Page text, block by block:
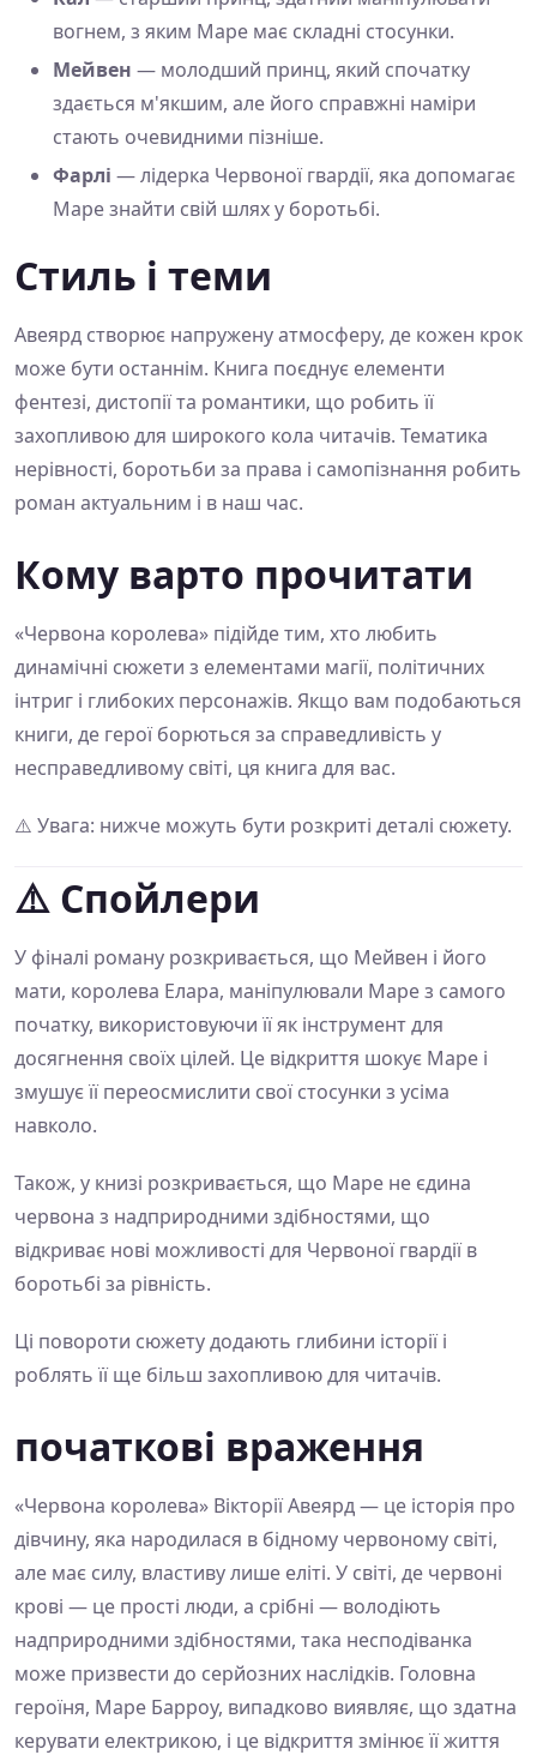
вогнем, з яким Маре має складні стосунки.
Мейвен — молодший принц, який спочатку
здається м'якшим, але його справжні наміри
стають очевидними пізніше.
Фарлі — лідерка Червоної гвардії, яка допомагає
Маре знайти свій шлях у боротьбі.
Стиль і теми
Авеярд створює напружену атмосферу, де кожен крок
може бути останнім. Книга поєднує елементи
фентезі, дистопії та романтики, що робить її
захопливою для широкого кола читачів. Тематика
нерівності, боротьби за права і самопізнання робить
роман актуальним і в наш час.
Кому варто прочитати
«Червона королева» підійде тим, хто любить
динамічні сюжети з елементами магії, політичних
інтриг і глибоких персонажів. Якщо вам подобаються
книги, де герої борються за справедливість у
несправедливому світі, ця книга для вас.
⚠️ Увага: нижче можуть бути розкриті деталі сюжету.
⚠️ Спойлери
У фіналі роману розкривається, що Мейвен і його
мати, королева Елара, маніпулювали Маре з самого
початку, використовуючи її як інструмент для
досягнення своїх цілей. Це відкриття шокує Маре і
змушує її переосмислити свої стосунки з усіма
навколо.
Також, у книзі розкривається, що Маре не єдина
червона з надприродними здібностями, що
відкриває нові можливості для Червоної гвардії в
боротьбі за рівність.
Ці повороти сюжету додають глибини історії і
роблять її ще більш захопливою для читачів.
початкові враження
«Червона королева» Вікторії Авеярд — це історія про
дівчину, яка народилася в бідному червоному світі,
але має силу, властиву лише еліті. У світі, де червоні
крові — це прості люди, а срібні — володіють
надприродними здібностями, така несподіванка
може призвести до серйозних наслідків. Головна
героїня, Маре Барроу, випадково виявляє, що здатна
керувати електрикою, і це відкриття змінює її життя